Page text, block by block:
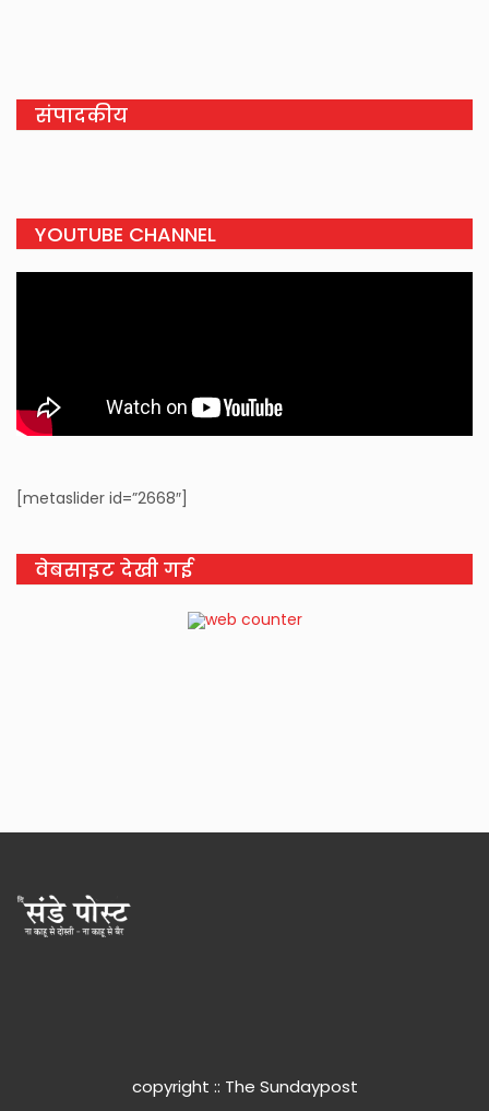
संपादकीय
YOUTUBE CHANNEL
[metaslider id=”2668″]
वेबसाइट देखी गई
copyright :: The Sundaypost